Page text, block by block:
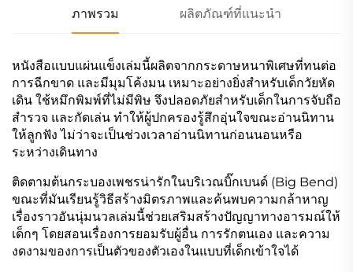
ภาพรวม ผลิตภัณฑ์ที่แนะนำ
หนังสือแบบแผ่นแข็งเล่มนี้ผลิตจากกระดาษหนาพิเศษที่ทนต่อ
การฉีกขาด และมีมุมโค้งมน เหมาะอย่างยิ่งสำหรับเด็กวัยหัด
เดิน ใช้หมึกพิมพ์ที่ไม่มีพิษ จึงปลอดภัยสำหรับเด็กในการจับถือ
สำรวจ และกัดเล่น ทำให้ผู้ปกครองรู้สึกอุ่นใจขณะอ่านนิทาน
ให้ลูกฟัง ไม่ว่าจะเป็นช่วงเวลาอ่านนิทานก่อนนอนหรือ
ระหว่างเดินทาง
ติดตามต้นกระบองเพชรน่ารักในบริเวณบิ๊กเบนด์ (Big Bend)
ขณะที่มันเรียนรู้วิธีสร้างมิตรภาพและค้นพบความกล้าหาญ
เรื่องราวอันนุ่มนวลเล่มนี้ช่วยเสริมสร้างปัญญาทางอารมณ์ให้
เด็กๆ โดยสอนเรื่องการยอมรับผู้อื่น การรักตนเอง และความ
งดงามของการเป็นตัวของตัวเองในแบบที่เด็กเข้าใจได้